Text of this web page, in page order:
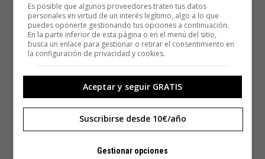
Es posible que algunos proveedores traten tus datos
personales en virtud de un interés legítimo, algo a lo que
puedes oponerte gestionando tus opciones a continuación.
En la parte inferior de esta página o en el menú del sitio,
busca un enlace para gestionar o retirar el consentimiento en
la configuración de privacidad y cookies.
Aceptar y seguir GRATIS
Suscribirse desde 10€/año
Gestionar opciones